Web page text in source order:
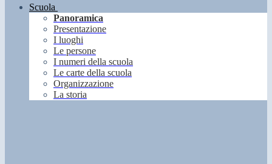
Scuola
Panoramica
Presentazione
I luoghi
Le persone
I numeri della scuola
Le carte della scuola
Organizzazione
La storia